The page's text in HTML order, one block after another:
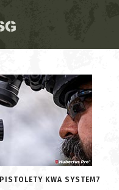
PISTOLETY KWA SYSTEM7